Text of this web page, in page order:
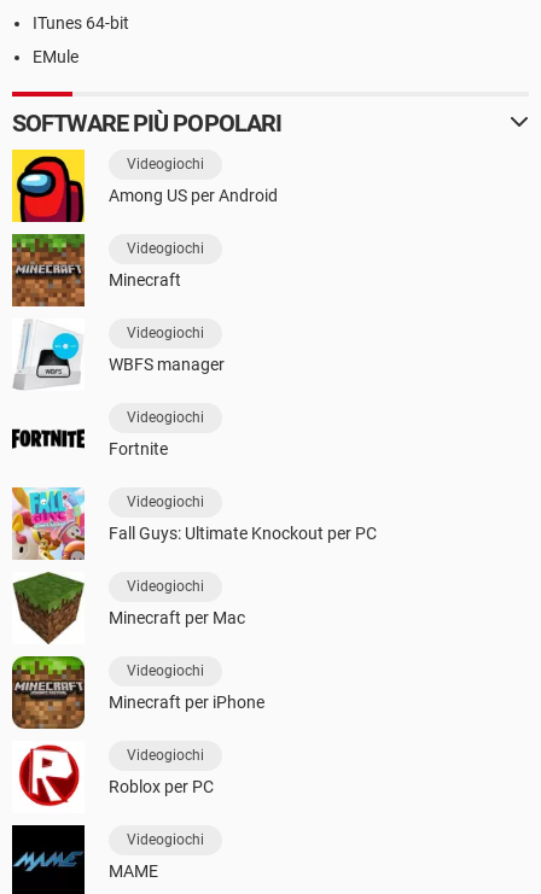
ITunes 64-bit
EMule
SOFTWARE PIÙ POPOLARI
Videogiochi
Among US per Android
Videogiochi
Minecraft
Videogiochi
WBFS manager
Videogiochi
Fortnite
Videogiochi
Fall Guys: Ultimate Knockout per PC
Videogiochi
Minecraft per Mac
Videogiochi
Minecraft per iPhone
Videogiochi
Roblox per PC
Videogiochi
MAME